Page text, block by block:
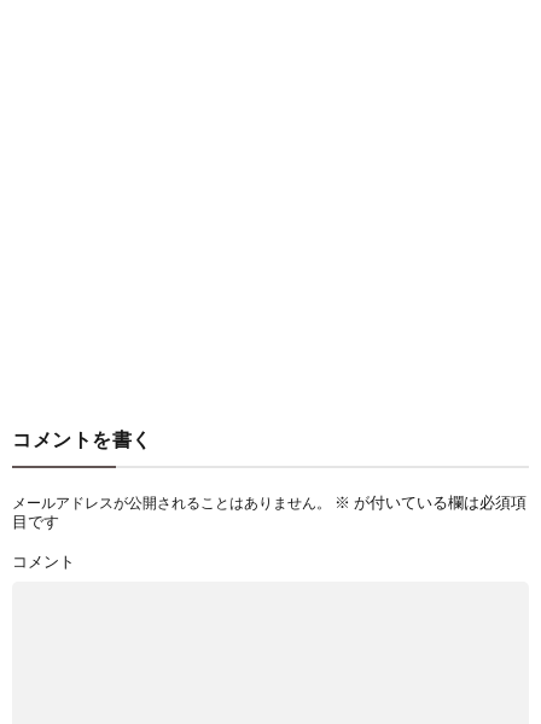
コメントを書く
メールアドレスが公開されることはありません。 ※ が付いている欄は必須項
目です
コメント